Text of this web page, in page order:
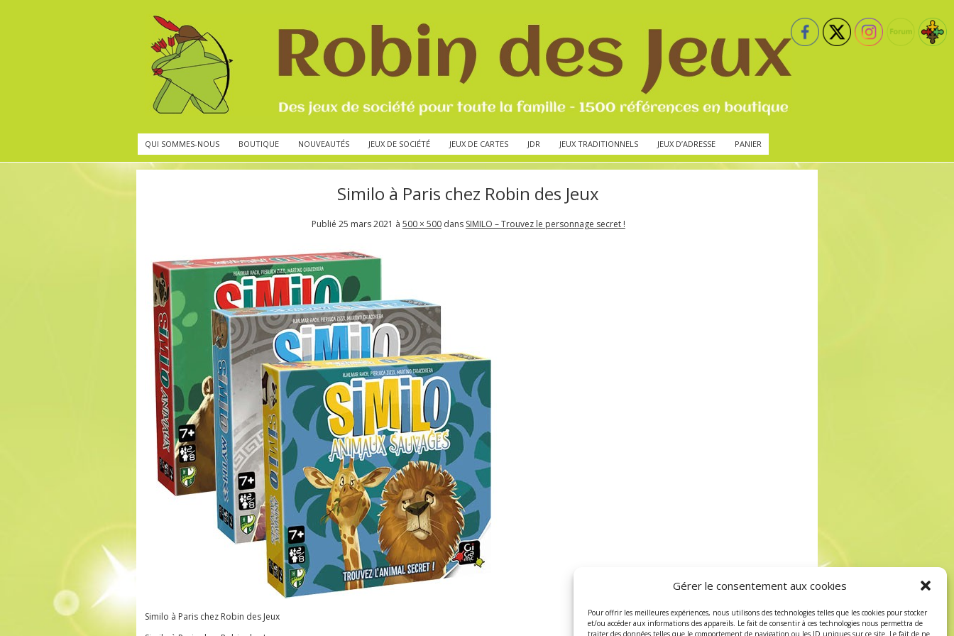
Gérer le consentement aux cookies
Pour offrir les meilleures expériences, nous utilisons des technologies telles que les cookies pour stocker
et/ou accéder aux informations des appareils. Le fait de consentir à ces technologies nous permettra de
traiter des données telles que le comportement de navigation ou les ID uniques sur ce site. Le fait de ne
QUI SOMMES-NOUS BOUTIQUE NOUVEAUTÉS JEUX DE SOCIÉTÉ JEUX DE CARTES JDR JEUX TRADITIONNELS JEUX D’ADRESSE PANIER
Similo à Paris chez Robin des Jeux
Publié 25 mars 2021 à 500 × 500dans SIMILO – Trouvez le personnage secret !
Similo à Paris chez Robin des Jeux